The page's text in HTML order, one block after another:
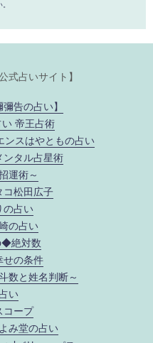
式占いサイト】
告の占い】
帝王占術
ンスはやともの占い
タル占星術
運術～
コ松田広子
の占い
の占い
絶対数
の条件
数と姓名判断～
い
コープ
み堂の占い